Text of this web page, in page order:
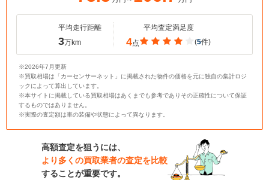
平均走行距離
3万km
平均査定満足度
4点 (5件)
※2026年7月更新
※買取相場は「カーセンサーネット」に掲載された物件の価格を元に独自の集計ロジ
ックによって算出しています。
※本サイトに掲載している買取相場はあくまでも参考でありその正確性について保証
するものではありません。
※実際の査定額は車の装備や状態によって異なります。
高額査定を狙うには、
より多くの買取業者の査定を比較
することが重要です。